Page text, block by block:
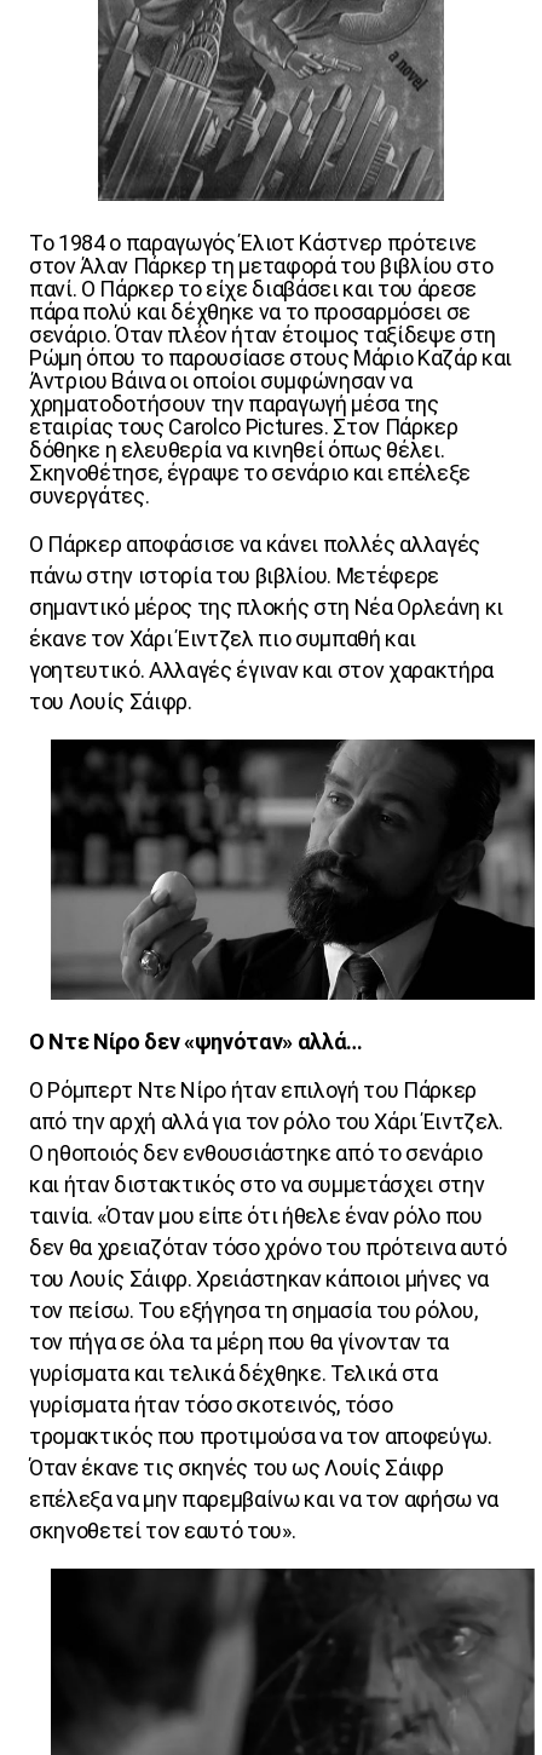
Το 1984 ο παραγωγός Έλιοτ Κάστνερ πρότεινε
στον Άλαν Πάρκερ τη μεταφορά του βιβλίου στο
πανί. Ο Πάρκερ το είχε διαβάσει και του άρεσε
πάρα πολύ και δέχθηκε να το προσαρμόσει σε
σενάριο. Όταν πλέον ήταν έτοιμος ταξίδεψε στη
Ρώμη όπου το παρουσίασε στους Μάριο Καζάρ και
Άντριου Βάινα οι οποίοι συμφώνησαν να
χρηματοδοτήσουν την παραγωγή μέσα της
εταιρίας τους Carolco Pictures. Στον Πάρκερ
δόθηκε η ελευθερίανα κινηθεί όπως θέλει.
Σκηνοθέτησε, έγραψε το σενάριο και επέλεξε
συνεργάτες.
Ο Πάρκερ αποφάσισε να κάνει πολλές αλλαγές
πάνω στην ιστορία του βιβλίου. Μετέφερε
σημαντικό μέρος της πλοκής στη Νέα Ορλεάνη κι
έκανε τον Χάρι Έιντζελ πιο συμπαθή και
γοητευτικό. Αλλαγές έγιναν και στον χαρακτήρα
του Λουίς Σάιφρ.
Ο Ντε Νίρο δεν «ψηνόταν» αλλά…
Ο Ρόμπερτ Ντε Νίρο ήταν επιλογή του Πάρκερ
από την αρχή αλλά για τον ρόλο του Χάρι Έιντζελ.
Ο ηθοποιός δεν ενθουσιάστηκε από το σενάριο
και ήταν διστακτικός στο να συμμετάσχει στην
ταινία. «Όταν μου είπε ότι ήθελε έναν ρόλο που
δεν θα χρειαζόταν τόσο χρόνο του πρότεινα αυτό
του Λουίς Σάιφρ. Χρειάστηκαν κάποιοι μήνες να
τον πείσω. Του εξήγησα τη σημασία του ρόλου,
τον πήγα σε όλα τα μέρη που θα γίνονταν τα
γυρίσματα και τελικά δέχθηκε. Τελικά στα
γυρίσματα ήταν τόσο σκοτεινός, τόσο
τρομακτικός που προτιμούσα να τον αποφεύγω.
Όταν έκανε τις σκηνές του ως Λουίς Σάιφρ
επέλεξα να μην παρεμβαίνω και να τον αφήσω να
σκηνοθετεί τον εαυτό του».